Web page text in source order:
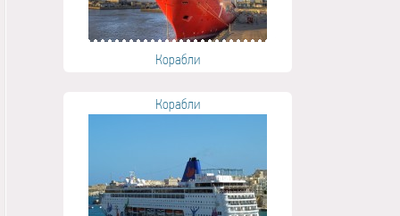
Корабли
Корабли